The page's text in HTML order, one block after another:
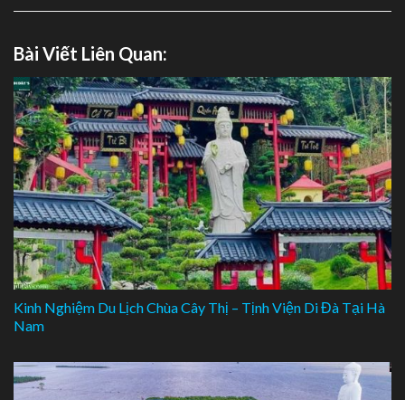
Bài Viết Liên Quan:
Kinh Nghiệm Du Lịch Chùa Cây Thị – Tịnh Viện Di Đà Tại Hà
Nam